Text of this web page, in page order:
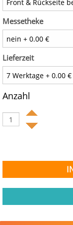
Messetheke
Lieferzeit
Anzahl